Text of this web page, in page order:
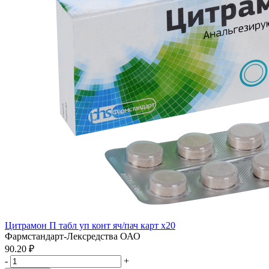
Цитрамон П табл уп конт яч/пач карт x20
Фармстандарт-Лексредства ОАО
90.20 ₽
-
+